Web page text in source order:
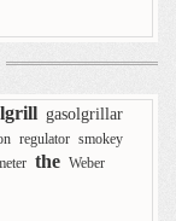
gasolgrillar
regulator smokey
the Weber